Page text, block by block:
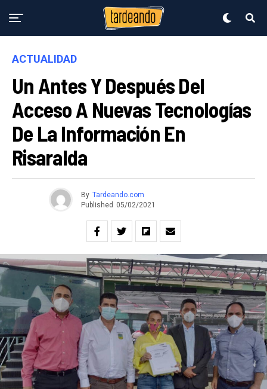
ACTUALIDAD
Un Antes Y Después Del
Acceso A Nuevas Tecnologías
De La Información En
Risaralda
By Tardeando.com
Published 05/02/2021